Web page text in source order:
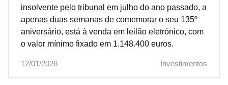
insolvente pelo tribunal em julho do ano passado, a
apenas duas semanas de comemorar o seu 135º
aniversário, está à venda em leilão eletrónico, com
o valor mínimo fixado em 1.148.400 euros.
12/01/2026 Investimentos